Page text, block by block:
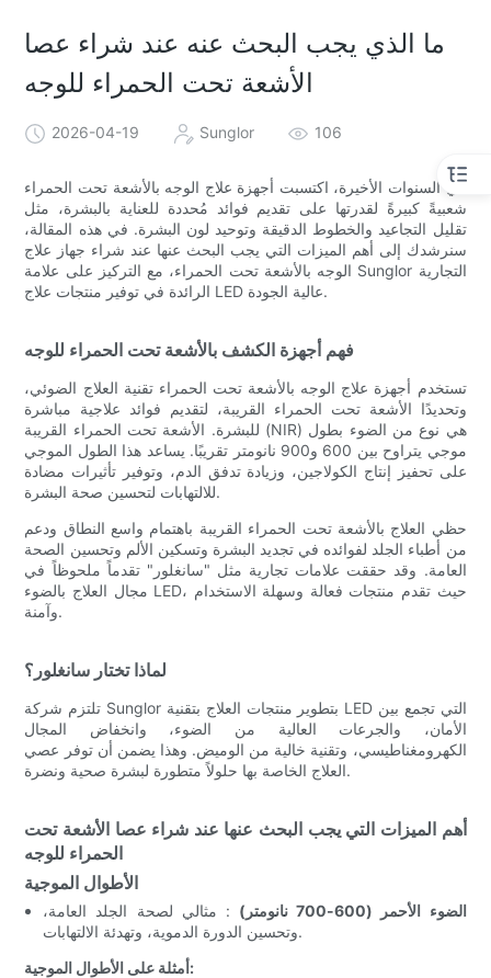
ما الذي يجب البحث عنه عند شراء عصا
الأشعة تحت الحمراء للوجه
2026-04-19 Sunglor 106
في السنوات الأخيرة، اكتسبت أجهزة علاج الوجه بالأشعة تحت الحمراء
شعبيةً كبيرةً لقدرتها على تقديم فوائد مُحددة للعناية بالبشرة، مثل
تقليل التجاعيد والخطوط الدقيقة وتوحيد لون البشرة. في هذه المقالة،
سنرشدك إلى أهم الميزات التي يجب البحث عنها عند شراء جهاز علاج
الوجه بالأشعة تحت الحمراء، مع التركيز على علامة Sunglor التجارية
الرائدة في توفير منتجات علاج LED عالية الجودة.
فهم أجهزة الكشف بالأشعة تحت الحمراء للوجه
تستخدم أجهزة علاج الوجه بالأشعة تحت الحمراء تقنية العلاج الضوئي،
وتحديدًا الأشعة تحت الحمراء القريبة، لتقديم فوائد علاجية مباشرة
للبشرة. الأشعة تحت الحمراء القريبة (NIR) هي نوع من الضوء بطول
موجي يتراوح بين 600 و900 نانومتر تقريبًا. يساعد هذا الطول الموجي
على تحفيز إنتاج الكولاجين، وزيادة تدفق الدم، وتوفير تأثيرات مضادة
للالتهابات لتحسين صحة البشرة.
حظي العلاج بالأشعة تحت الحمراء القريبة باهتمام واسع النطاق ودعم
من أطباء الجلد لفوائده في تجديد البشرة وتسكين الألم وتحسين الصحة
العامة. وقد حققت علامات تجارية مثل "سانغلور" تقدماً ملحوظاً في
مجال العلاج بالضوء LED، حيث تقدم منتجات فعالة وسهلة الاستخدام
وآمنة.
لماذا تختار سانغلور؟
تلتزم شركة Sunglor بتطوير منتجات العلاج بتقنية LED التي تجمع بين
الأمان، والجرعات العالية من الضوء، وانخفاض المجال
الكهرومغناطيسي، وتقنية خالية من الوميض. وهذا يضمن أن توفر عصي
العلاج الخاصة بها حلولاً متطورة لبشرة صحية ونضرة.
أهم الميزات التي يجب البحث عنها عند شراء عصا الأشعة تحت
الحمراء للوجه
الأطوال الموجية
الضوء الأحمر (600-700 نانومتر)
: مثالي لصحة الجلد العامة،
وتحسين الدورة الدموية، وتهدئة الالتهابات.
أمثلة على الأطوال الموجية: